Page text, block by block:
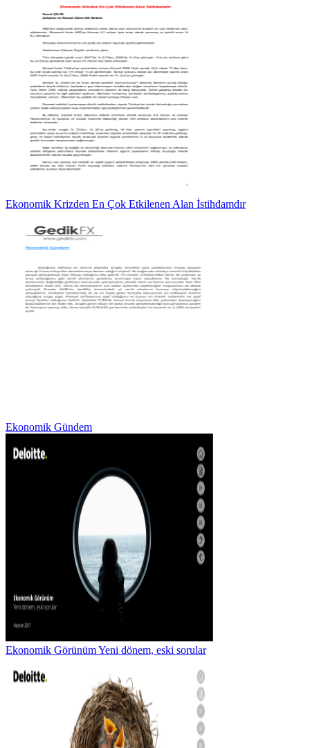
Ekonomik Krizden En Çok Etkilenen Alan İstihdamdır
Ekonomik Gündem
Ekonomik Görünüm Yeni dönem, eski sorular